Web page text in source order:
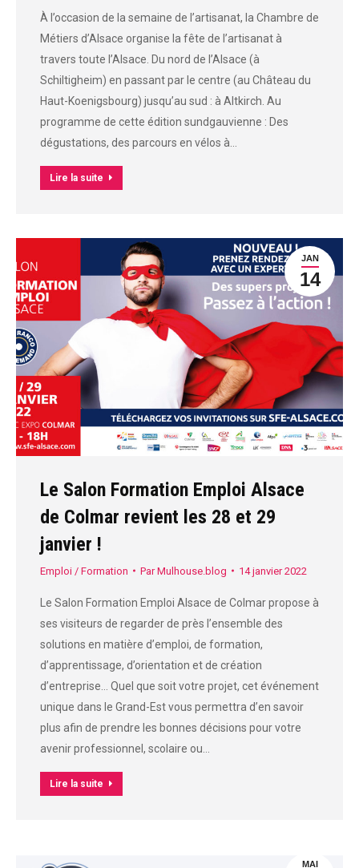
À l’occasion de la semaine de l’artisanat, la Chambre de
Métiers d’Alsace organise la fête de l’artisanat à
travers toute l’Alsace. Du nord de l’Alsace (à
Schiltigheim) en passant par le centre (au Château du
Haut-Koenigsbourg) jusqu’au sud : à Altkirch. Au
programme de cette édition sundgauvienne : Des
dégustations, des parcours en vélos à…
Lire la suite
JAN
14
Le Salon Formation Emploi Alsace
de Colmar revient les 28 et 29
janvier !
Emploi / Formation ParMulhouse.blog 14 janvier 2022
Le Salon Formation Emploi Alsace de Colmar propose à
ses visiteurs de regarder de près l’ensemble des
solutions en matière d’emploi, de formation,
d’apprentissage, d’orientation et de création
d’entreprise… Quel que soit votre projet, cet événement
unique dans le Grand-Est vous permettra d’en savoir
plus afin de prendre les bonnes décisions pour votre
avenir professionnel, scolaire ou…
Lire la suite
MAI